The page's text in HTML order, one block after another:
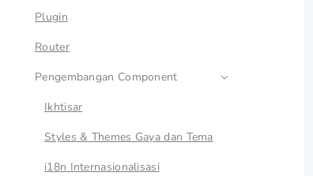
Plugin
Router
Pengembangan Component
Ikhtisar
Styles & Themes Gaya dan Tema
i18n Internasionalisasi